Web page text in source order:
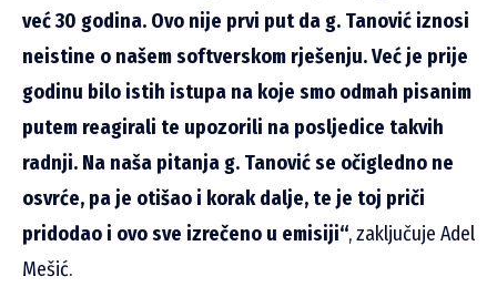
već 30 godina. Ovo nije prvi put da g. Tanović iznosi
neistine o našem softverskom rješenju. Već je prije
godinu bilo istih istupa na koje smo odmah pisanim
putem reagirali te upozorili na posljedice takvih
radnji. Na naša pitanja g. Tanović se očigledno ne
osvrće, pa je otišao i korak dalje, te je toj priči
pridodao i ovo sve izrečeno u emisiji“, zaključuje Adel
Mešić.